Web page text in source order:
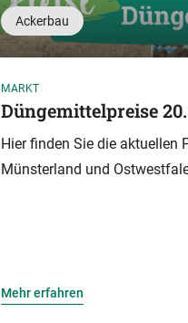
Ackerbau
MARKT
Düngemittelpreise
Hier finden Sie die aktuellen
Münsterland und
Mehr erfahren